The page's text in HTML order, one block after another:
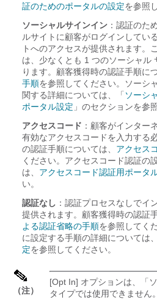
証のためのポータルの設定を参照
ソーシャルサインイン ：認証のた
ルサイトに顧客がログインしてい
トへのアクセスが提供されます。
は、少なくとも 1 つのソーシャル
ります。顧客獲得時の認証手順に
手順を参照してください。ソーシ
関する詳細については、「 ソーシ
ポータル設定 」のセクションを参
アクセスコード ：顧客がインター
有効なアクセスコードを入力する
の認証手順については、 アクセス
ください。アクセスコード認証の
は、 アクセスコード認証用ポータ
い。
認証なし ：認証プロセスなしでイ
提供されます。顧客獲得時の認証
よる認証省略の手順を参照してく
に設定する手順の詳細については、
定を参照してください。
（注）
[Opt In] オプションは、「
タイプでは使用できません